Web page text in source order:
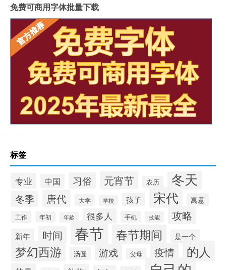
免费可商用字体批量下载
标签
专业 中国 习俗 元宵节 农历 冬天
冬季 唐代 大学 学校 孩子 宋代 寓意
工作 年初 年龄 很多人 手机 技能 攻略
新年 时间 春节 春节期间 是一个
梦幻西游 汤圆 游戏 父母 疫情 的人